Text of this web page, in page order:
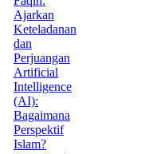
Ajarkan
Keteladanan
dan
Perjuangan
Artificial
Intelligence
(AI):
Bagaimana
Perspektif
Islam?